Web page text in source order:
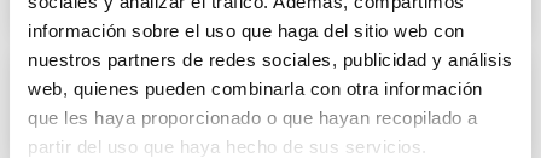
información sobre el uso que haga del sitio web con
nuestros partners de redes sociales, publicidad y análisis
web, quienes pueden combinarla con otra información
que les haya proporcionado o que hayan recopilado a
partir del uso que haya hecho de sus servicios.
a Prilux
A Prilux ilumina o Natal de Toledo
com inovações tecnológicas e um
grande espetáculo de som e luz.